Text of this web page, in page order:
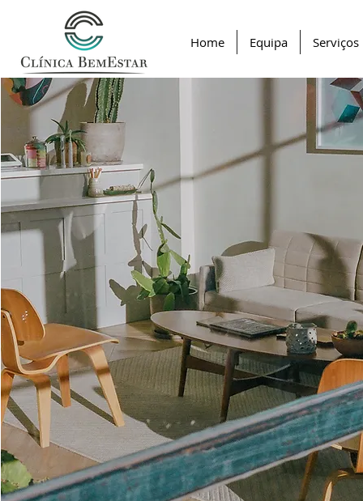
Home Equipa Serviços